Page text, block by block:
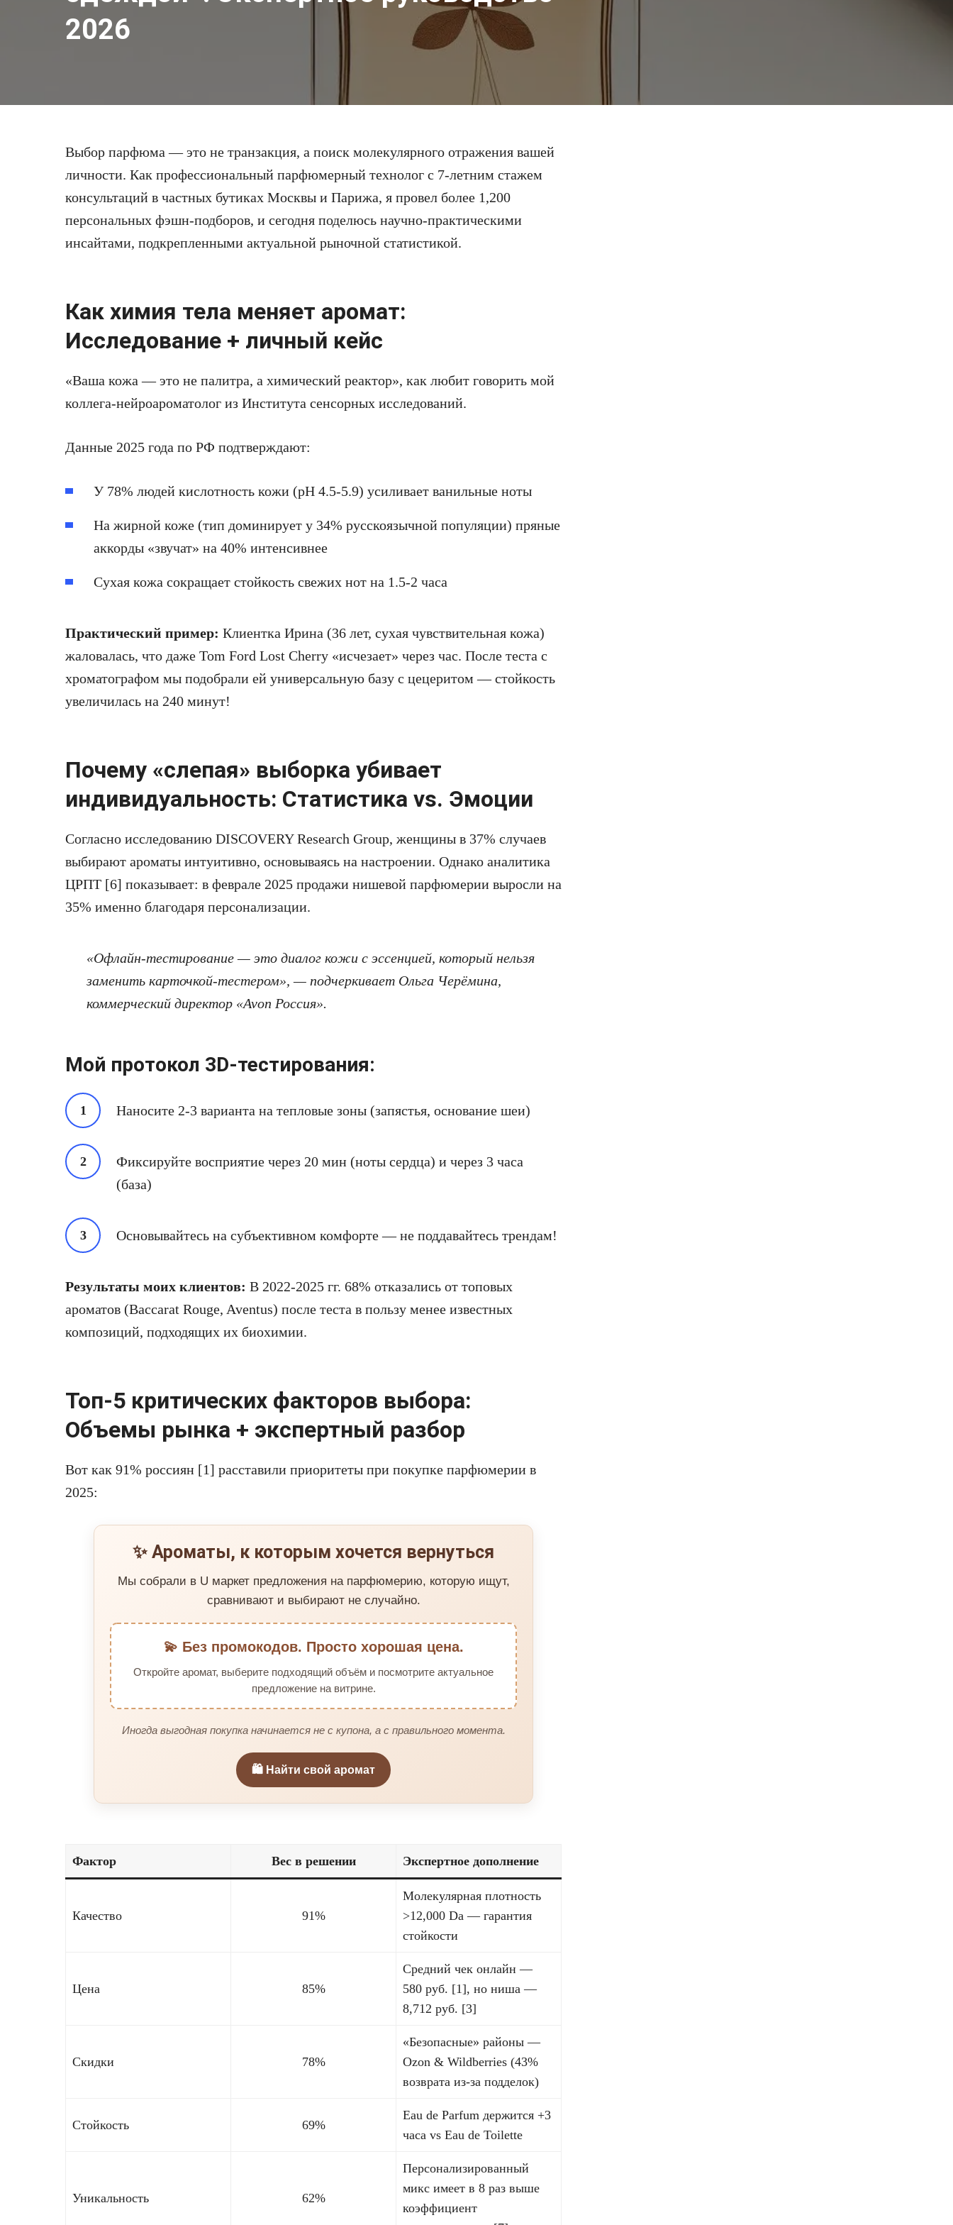
2026
Выбор парфюма — это не транзакция, а поиск молекулярного отражения вашей
личности. Как профессиональный парфюмерный технолог с 7-летним стажем
консультаций в частных бутиках Москвы и Парижа, я провел более 1,200
персональных фэшн-подборов, и сегодня поделюсь научно-практическими
инсайтами, подкрепленными актуальной рыночной статистикой.
Как химия тела меняет аромат:
Исследование + личный кейс
«Ваша кожа — это не палитра, а химический реактор», как любит говорить мой
коллега-нейроароматолог из Института сенсорных исследований.
Данные 2025 года по РФ подтверждают:
У 78% людей кислотность кожи (pH 4.5-5.9) усиливает ванильные ноты
На жирной коже (тип доминирует у 34% русскоязычной популяции) пряные
аккорды «звучат» на 40% интенсивнее
Сухая кожа сокращает стойкость свежих нот на 1.5-2 часа
Практический пример: Клиентка Ирина (36 лет, сухая чувствительная кожа)
жаловалась, что даже Tom Ford Lost Cherry «исчезает» через час. После теста с
хроматографом мы подобрали ей универсальную базу с цецеритом — стойкость
увеличилась на 240 минут!
Почему «слепая» выборка убивает
индивидуальность: Статистика vs. Эмоции
Согласно исследованию DISCOVERY Research Group, женщины в 37% случаев
выбирают ароматы интуитивно, основываясь на настроении. Однако аналитика
ЦРПТ [6] показывает: в феврале 2025 продажи нишевой парфюмерии выросли на
35% именно благодаря персонализации.
«Офлайн-тестирование — это диалог кожи с эссенцией, который нельзя
заменить карточкой-тестером», — подчеркивает Ольга Черёмина,
коммерческий директор «Avon Россия».
Мой протокол 3D-тестирования:
Наносите 2-3 варианта на тепловые зоны (запястья, основание шеи)
Фиксируйте восприятие через 20 мин (ноты сердца) и через 3 часа
(база)
Основывайтесь на субъективном комфорте — не поддавайтесь трендам!
Результаты моих клиентов: В 2022-2025 гг. 68% отказались от топовых
ароматов (Baccarat Rouge, Aventus) после теста в пользу менее известных
композиций, подходящих их биохимии.
Топ-5 критических факторов выбора:
Объемы рынка + экспертный разбор
Вот как 91% россиян [1] расставили приоритеты при покупке парфюмерии в
2025:
✨ Ароматы, к которым хочется вернуться
Мы собрали в U маркет предложения на парфюмерию, которую ищут,
сравнивают и выбирают не случайно.
💫 Без промокодов. Просто хорошая цена.
Откройте аромат, выберите подходящий объём и посмотрите актуальное
предложение на витрине.
Иногда выгодная покупка начинается не с купона, а с правильного момента.
🛍️ Найти свой аромат
Фактор Вес в решении Экспертное дополнение
Качество 91%
Молекулярная плотность
>12,000 Da — гарантия
стойкости
Цена 85%
Средний чек онлайн —
580 руб. [1], но ниша —
8,712 руб. [3]
Скидки 78%
«Безопасные» районы —
Ozon & Wildberries (43%
возврата из-за подделок)
Стойкость 69%
Eau de Parfum держится +3
часа vs Eau de Toilette
Уникальность 62%
Персонализированный
микс имеет в 8 раз выше
коэффициент